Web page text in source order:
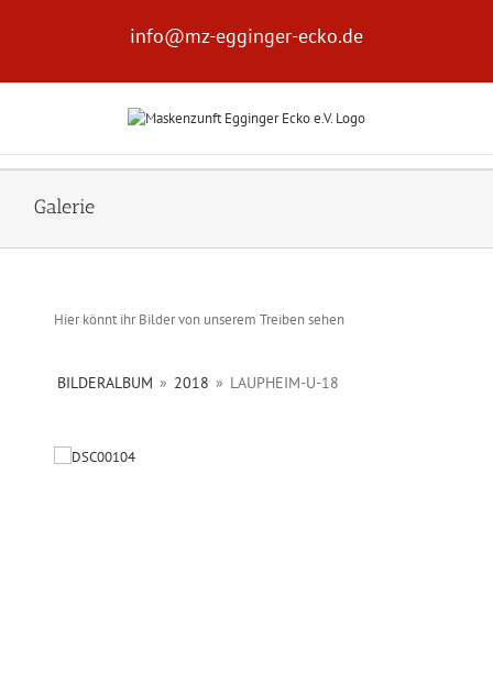
info@mz-egginger-ecko.de
Galerie
Hier könnt ihr Bilder von unserem Treiben sehen
BILDERALBUM » 2018 » LAUPHEIM-U-18